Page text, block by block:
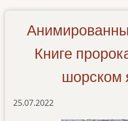
21092022
Книге
шорском
25.07.2022